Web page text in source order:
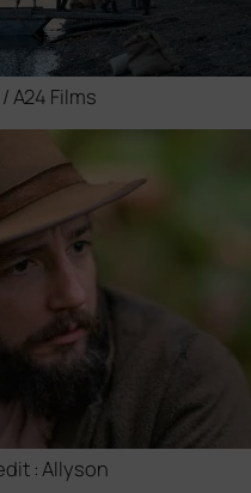
A24 Films
: Allyson